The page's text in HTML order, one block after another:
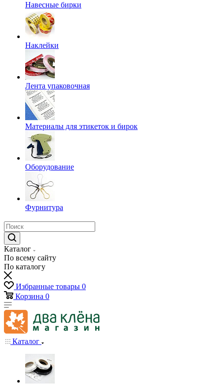
Навесные бирки
Наклейки
Лента упаковочная
Материалы для этикеток и бирок
Оборудование
Фурнитура
Каталог
По всему сайту
По каталогу
Избранные товары 0
Корзина 0
Каталог